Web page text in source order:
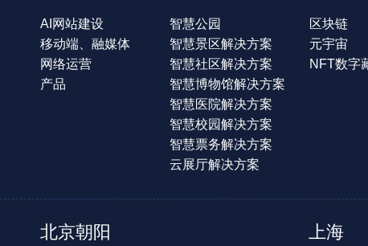
AI网站建设
移动端、融媒体
网络运营
产品
智慧公园
智慧景区解决方案
智慧社区解决方案
智慧博物馆解决方案
智慧医院解决方案
智慧校园解决方案
智慧票务解决方案
云展厅解决方案
区块链
元宇宙
NFT数字
北京朝阳 上海